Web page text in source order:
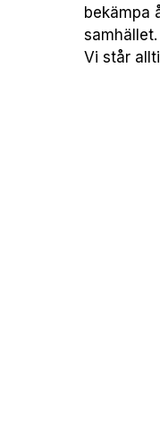
bekämpa
Vi står